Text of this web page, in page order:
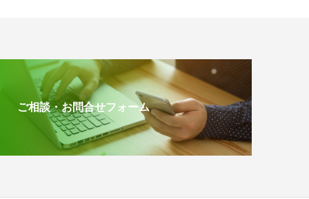
ご相談・お問合せフォーム